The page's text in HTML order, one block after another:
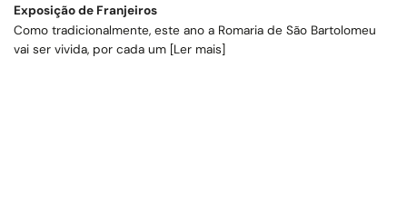
Exposição de Franjeiros
Como tradicionalmente, este ano a Romaria de São Bartolomeu
vai ser vivida, por cada um [Ler mais]